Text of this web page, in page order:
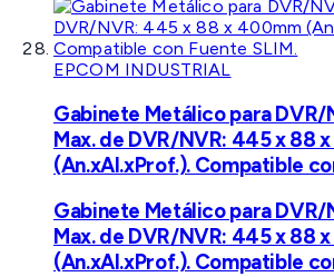
EPCOM INDUSTRIAL
Gabinete Metálico para DVR/
Max. de DVR/NVR: 445 x 88
(An.xAl.xProf.). Compatible
Gabinete Metálico para DVR/
Max. de DVR/NVR: 445 x 88
(An.xAl.xProf.). Compatible